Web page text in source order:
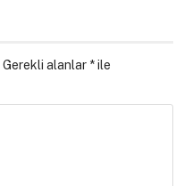
Gerekli alanlar *ile